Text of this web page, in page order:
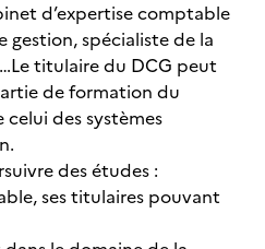
d’expertise comptable
spécialiste de la
titulaire du DCG peut
de formation du
des systèmes
des études :
ses titulaires pouvant